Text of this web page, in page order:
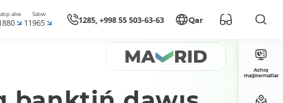
alıw Satıw
11965 1285, +998 55 503-63-63 Qar
Ashıq
maǵlıwmatlar